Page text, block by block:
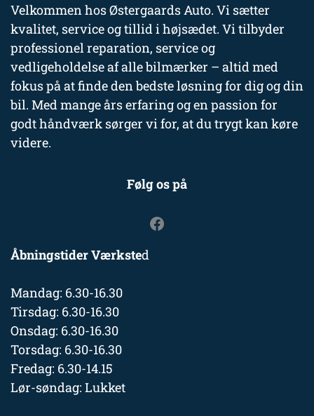
Velkommen hos Østergaards Auto. Vi sætter
kvalitet, service og tillid i højsædet. Vi tilbyder
professionel reparation, service og
vedligeholdelse af alle bilmærker – altid med
fokus på at finde den bedste løsning for dig og din
bil. Med mange års erfaring og en passion for
godt håndværk sørger vi for, at du trygt kan køre
videre.
Følg os på
Åbningstider Værksted
Mandag: 6.30-16.30
Tirsdag: 6.30-16.30
Onsdag: 6.30-16.30
Torsdag: 6.30-16.30
Fredag: 6.30-14.15
Lør-søndag: Lukket